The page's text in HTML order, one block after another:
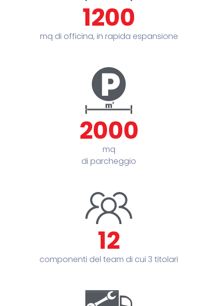
1200
mq di officina, in rapida espansione
2000
mq
di parcheggio
12
componenti del team di cui 3 titolari